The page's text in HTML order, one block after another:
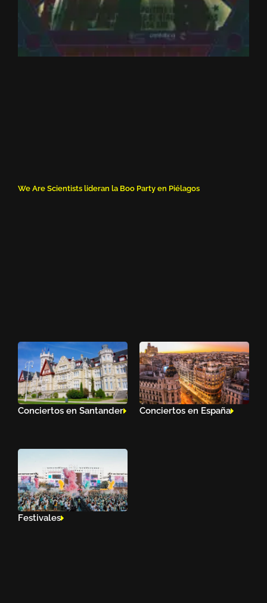
We Are Scientists lideran la Boo Party en Piélagos
Conciertos en Santander Conciertos en España
Festivales